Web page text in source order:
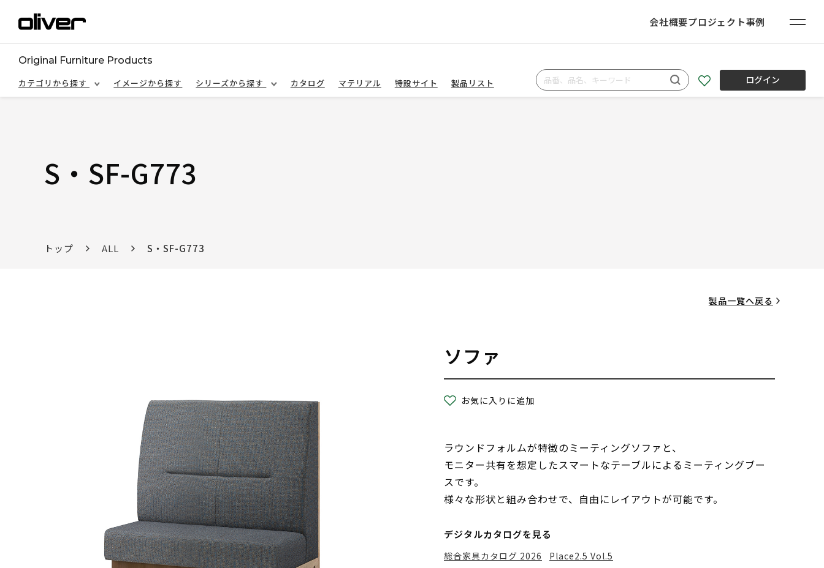
会社概要プロジェクト事例
Original Furniture Products
カテゴリから探す
イメージから探す シリーズから探す カタログ マテリアル 特設サイト 製品リスト ログイン
S・SF-G773
トップ ALL S・SF-G773
製品一覧へ戻る
ソファ
お気に入りに追加
ラウンドフォルムが特徴のミーティングソファと、
モニター共有を想定したスマートなテーブルによるミーティングブー
スです。
様々な形状と組み合わせで、自由にレイアウトが可能です。
デジタルカタログを見る
総合家具カタログ 2026 Place2.5 Vol.5